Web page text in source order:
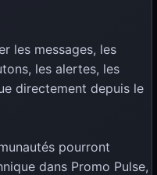
les messages, les
les alertes, les
directement depuis le
pourront
dans Promo Pulse,